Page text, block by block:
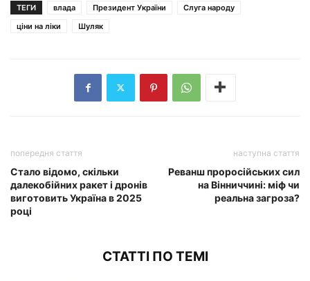
ТЕГИ влада Президент України
Слуга народу
ціни на ліки
Шуляк
попередня стаття
Стало відомо, скільки
далекобійних ракет і дронів
виготовить Україна в 2025
році
наступна стаття
Реванш проросійських сил
на Вінниччині: міф чи
реальна загроза?
СТАТТІ ПО ТЕМІ